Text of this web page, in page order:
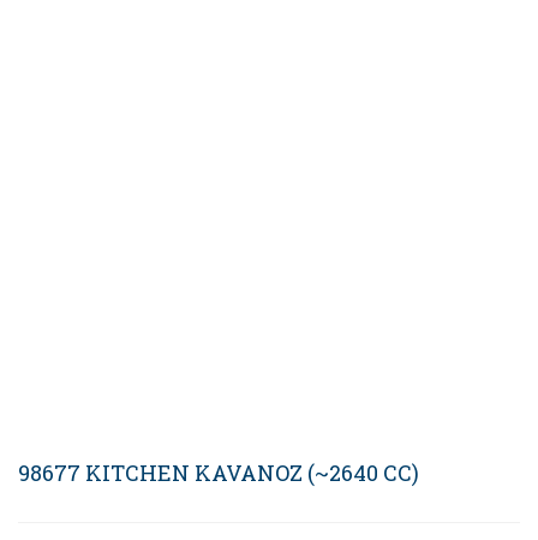
98677 KITCHEN KAVANOZ (~2640 CC)